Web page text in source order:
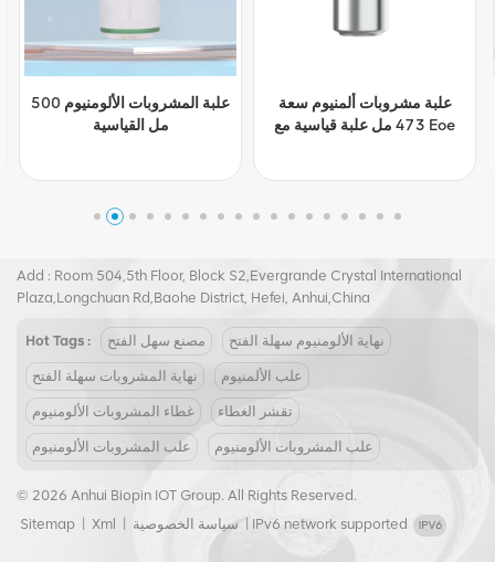
علبة مشروبات ألمنيوم سعة
التخصيص المشروبات يمكن
الألومنيوم 473ML يمكن
+8617855139217
Add : Room 504,5th Floor, Block S2,Evergrande Crystal International
Plaza,Longchuan Rd,Baohe District, Hefei, Anhui,China
Hot Tags : مصنع سهل الفتح نهاية الألومنيوم سهلة الفتح
نهاية المشروبات سهلة الفتح علب الألمنيوم
غطاء المشروبات الألومنيوم تقشر الغطاء
علب المشروبات الألومنيوم علب المشروبات الألومنيوم
© 2026 Anhui Biopin IOT Group. All Rights Reserved.
Sitemap
Xml سياسة الخصوصية IPv6 network supported